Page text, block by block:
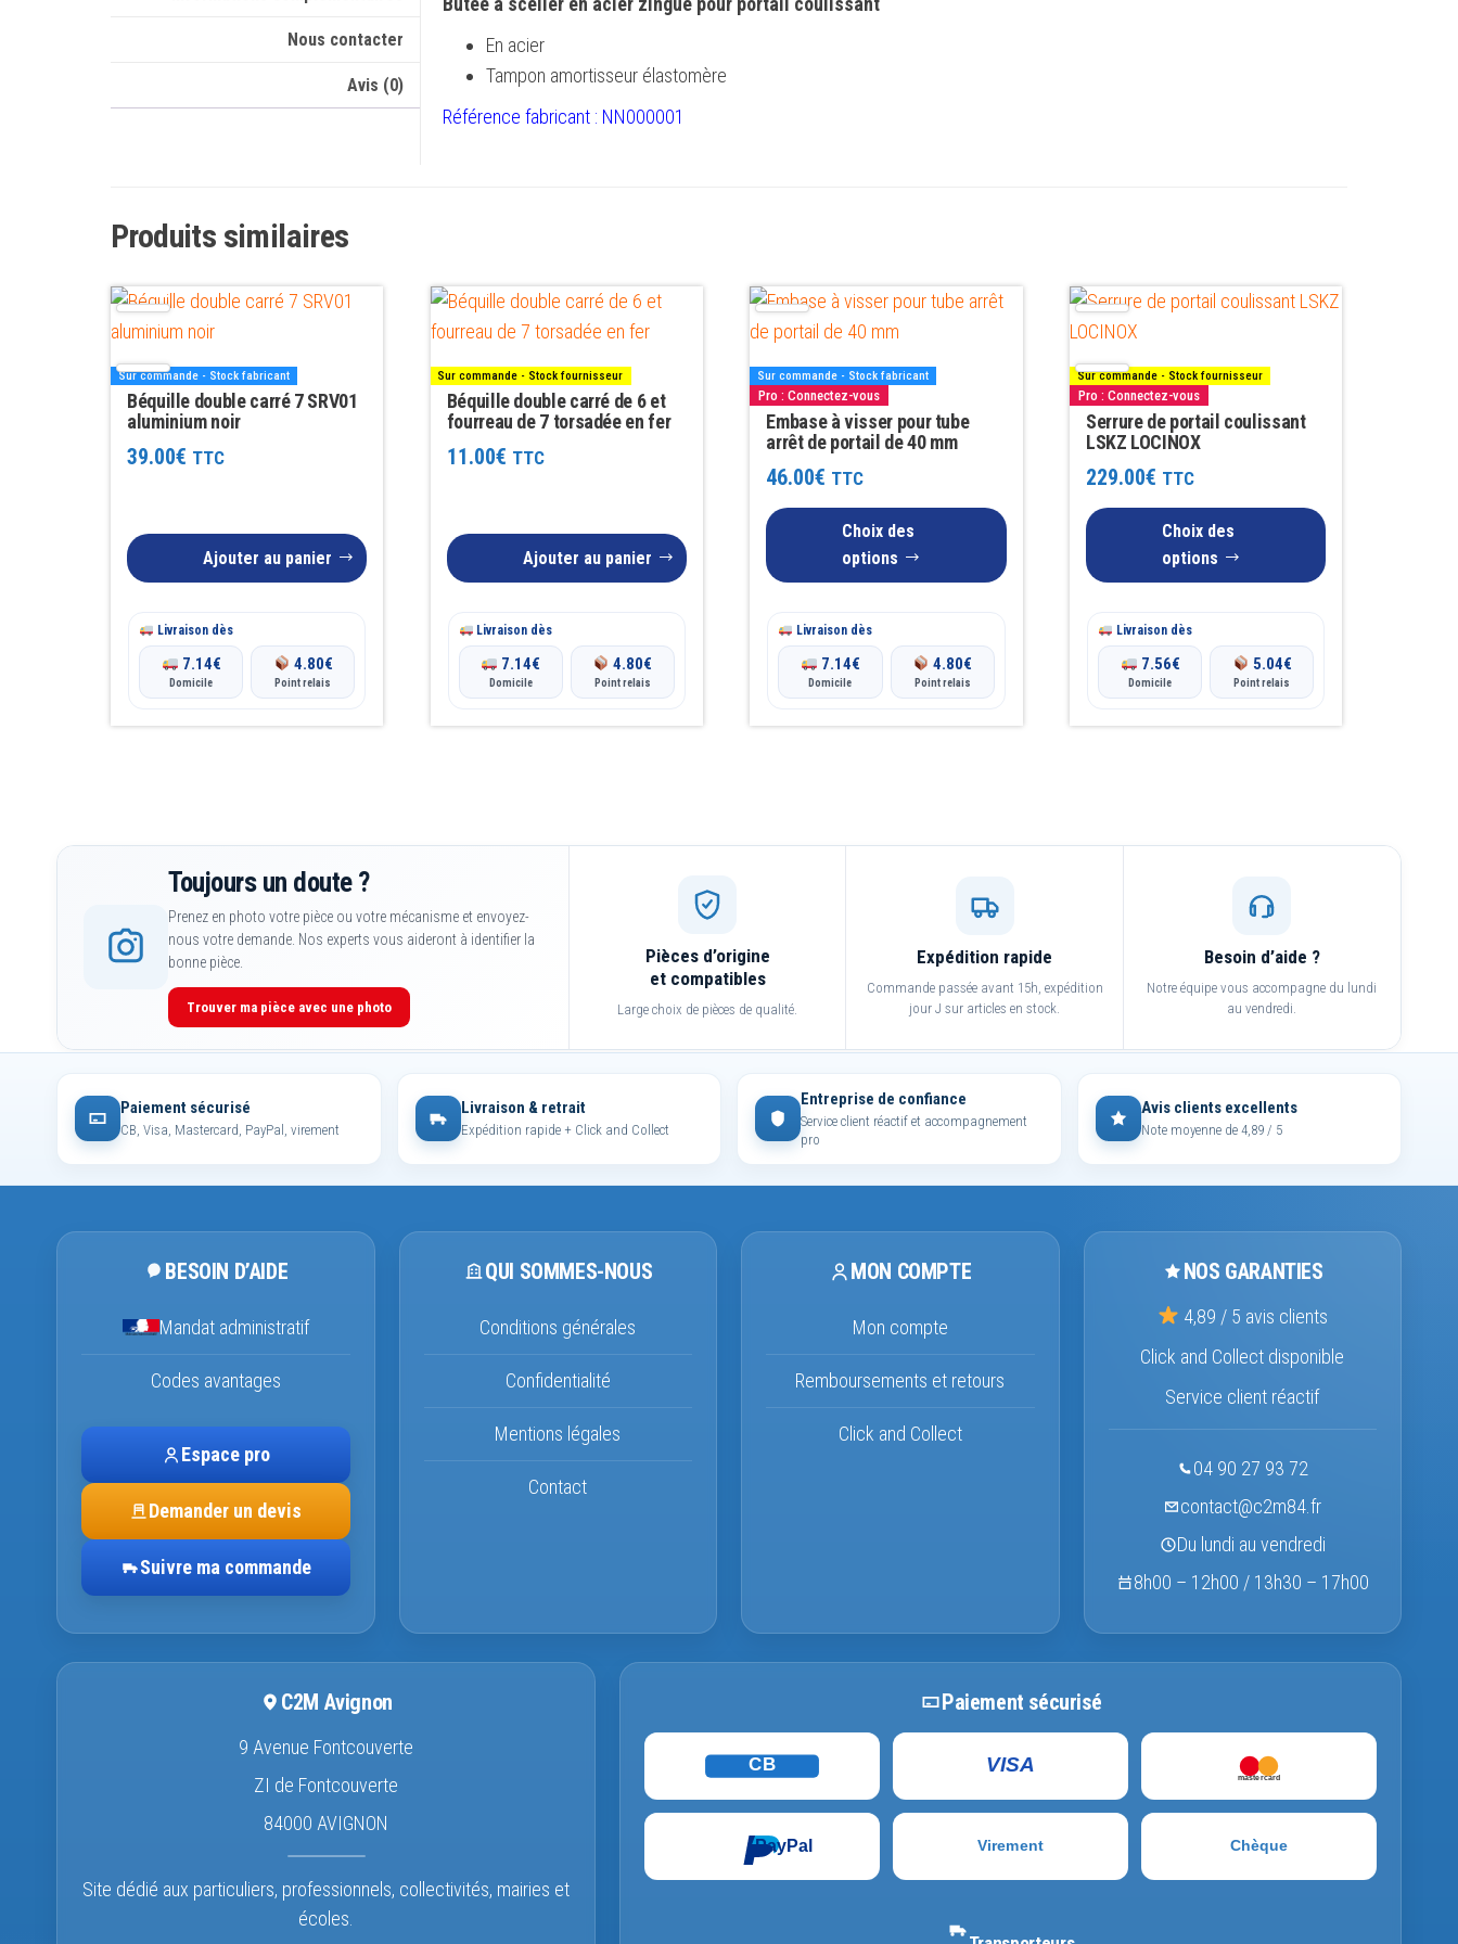
Nous contacter
Avis (0)
En acier
Tampon amortisseur élastomère
Référence fabricant : NN000001
Produits similaires
Sur commande - Stock fabricant
Béquille double carré 7 SRV01
aluminium noir
39.00€ TTC
Ajouter au panier
Livraison dès
7.14€
Domicile
4.80€
Point relais
Sur commande - Stock fournisseur
Béquille double carré de 6 et
fourreau de 7 torsadée en fer
11.00€ TTC
Ajouter au panier
Livraison dès
7.14€
Domicile
4.80€
Point relais
Sur commande - Stock fabricant
Pro : Connectez-vous
Embase à visser pour tube
arrêt de portail de 40 mm
46.00€ TTC
Choix des
options
Ce
produit
plusieurs
variations.
Les
options
peuvent
choisies
produit
Livraison dès
7.14€
Domicile
4.80€
Point relais
Sur commande - Stock fournisseur
Pro : Connectez-vous
Serrure de portail coulissant
LSKZ LOCINOX
229.00€ TTC
Choix des
options
Ce
produit
a
plusieurs
variations.
Les
options
peuvent
choisies
produit
Livraison dès
7.56€
Domicile
5.04€
Point relais
Toujours un doute ?
Prenez en photo votre pièce ou votre mécanisme et envoyez-
nous votre demande. Nos experts vous aideront à identifier la
bonne pièce.
Trouver ma pièce avec une photo
Pièces d’origine
et compatibles
Large choix de pièces de qualité.
Expédition rapide
Commande passée avant 15h, expédition
jour J sur articles en stock.
Besoin d’aide ?
Notre équipe vous accompagne du lundi
au vendredi.
Paiement sécurisé
CB, Visa, Mastercard, PayPal, virement
Livraison & retrait
Expédition rapide + Click and Collect
Entreprise de confiance
Service client réactif et accompagnement
pro
Avis clients excellents
Note moyenne de 4,89 / 5
BESOIN D’AIDE
Mandat administratif
Codes avantages
Espace pro
Demander un devis
Suivre ma commande
QUI SOMMES-NOUS
Conditions générales
Confidentialité
Mentions légales
Contact
MON COMPTE
Mon compte
Remboursements et retours
Click and Collect
NOS GARANTIES
4,89 / 5 avis clients
Click and Collect disponible
Service client réactif
04 90 27 93 72
contact@c2m84.fr
Du lundi au vendredi
8h00 – 12h00 / 13h30 – 17h00
C2M Avignon
9 Avenue Fontcouverte
ZI de Fontcouverte
84000 AVIGNON
Site dédié aux particuliers, professionnels, collectivités, mairies et
écoles.
Paiement sécurisé
CB VISA
mastercard
PayPal Virement Chèque